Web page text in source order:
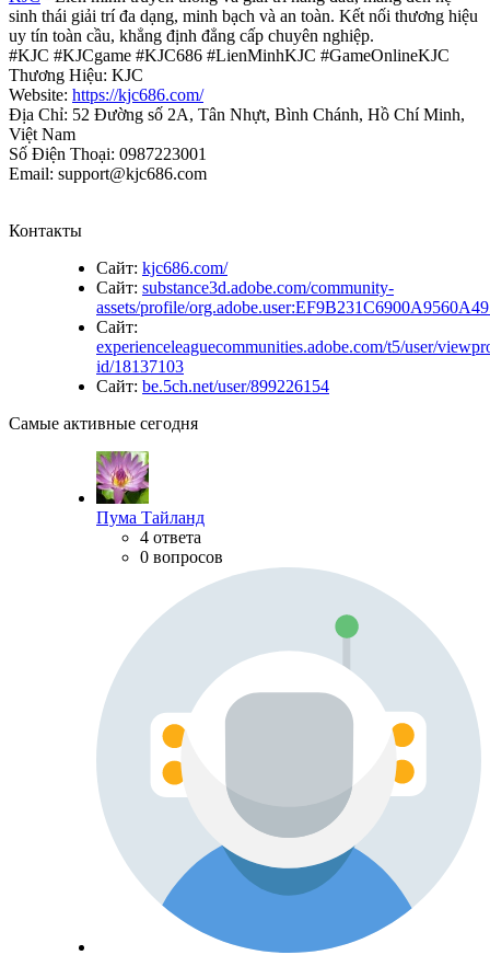
sinh thái giải trí đa dạng, minh bạch và an toàn. Kết nối thương hiệu
uy tín toàn cầu, khẳng định đẳng cấp chuyên nghiệp.
#KJC #KJCgame #KJC686 #LienMinhKJC #GameOnlineKJC
Thương Hiệu: KJC
Website: https://kjc686.com/
Địa Chỉ: 52 Đường số 2A, Tân Nhựt, Bình Chánh, Hồ Chí Minh,
Việt Nam
Số Điện Thoại: 0987223001
Email: support@kjc686.com
Контакты
Сайт: kjc686.com/
Сайт: substance3d.adobe.com/community-
assets/profile/
Сайт:
experienceleaguecommunities.adobe.com/t5/user/
id/18137103
Сайт: be.5ch.net/user/899226154
Самые активные сегодня
Пума Тайланд
4 ответа
0 вопросов